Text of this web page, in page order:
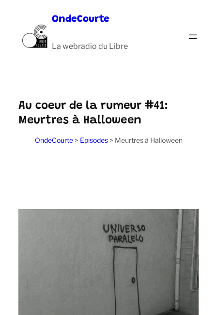
contenu
OndeCourte
La webradio du Libre
Au coeur de la rumeur #41:
Meurtres à Halloween
OndeCourte> Episodes> Meurtres à Halloween